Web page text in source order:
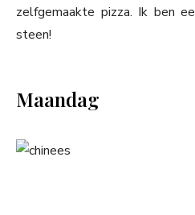
zelfgemaakte pizza. Ik ben
steen!
Maandag